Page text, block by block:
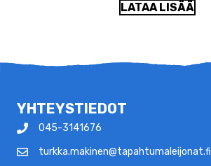
LATAA LISÄÄ
YHTEYSTIEDOT
045-3141676
turkka.makinen@tapahtumaleijonat.fi